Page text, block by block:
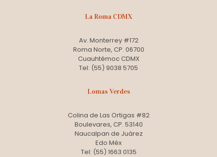
La Roma CDMX
Av. Monterrey #172
Roma Norte, CP. 06700
Cuauhtémoc CDMX
Tel: (55) 9038 5705
Lomas Verdes
Colina de Las Ortigas #82
Boulevares, CP. 53140
Naucalpan de Juárez
Edo Méx
Tel: (55) 1663 0135